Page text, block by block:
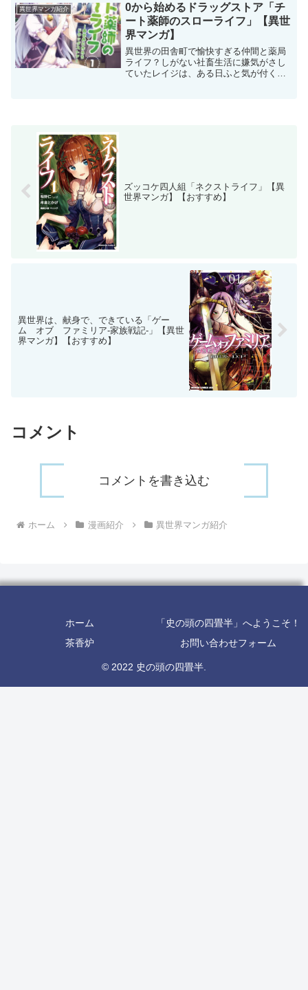
すじ神様のミスで死んでしまった白黒山
水。お約束の様に異世界転...
異世界マンガ紹介
0から始めるドラッグストア「チ
ート薬師のスローライフ」【異世
界マンガ】
異世界の田舎町で愉快すぎる仲間と薬局
ライフ？しがない社畜生活に嫌気がさし
ていたレイジは、ある日ふと気が付く
ズッコケ四人組「ネクストライフ」【異
世界マンガ】【おすすめ】
異世界は、献身で、できている「ゲー
ム オブ ファミリア-家族戦記-」【異世
界マンガ】【おすすめ】
コメント
コメントを書き込む
ホーム 漫画紹介 異世界マンガ紹介
ホーム
「史の頭の四畳半」へようこそ！
茶香炉
お問い合わせフォーム
© 2022 史の頭の四畳半.